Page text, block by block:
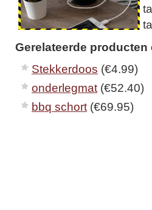
Gerelateerde
Stekkerdoos (€4.99)
onderlegmat (€52.40)
bbq schort (€69.95)